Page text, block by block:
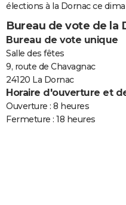
COPAINS D'AVANT
S'inscrire
Se connecter
Lycées
Collèges
Primaires
Universités
Entreprises
Service militaire
Avis de recherche
AVIS DE DÉCÈS
FORUM
Bricolage
Lifestyle
Culture
Sport
Auto
Television
Voyage
Cinema
élections à la Dornac ce
Bureau de vote de la
Bureau de vote unique
Salle des fêtes
9, route de Chavagnac
24120 La Dornac
Horaire d'ouverture et
Ouverture : 8 heures
Fermeture : 18 heures